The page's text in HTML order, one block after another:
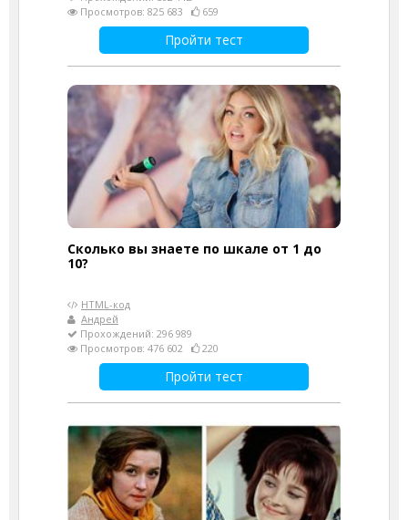
Просмотров: 825 683
659
Пройти тест
Сколько вы знаете по шкале от 1 до
10?
HTML-код
Андрей
Прохождений: 296 989
Просмотров: 476 602
220
Пройти тест